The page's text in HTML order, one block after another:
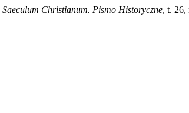
Saeculum Christianum. Pismo Historyczne, t. 26,